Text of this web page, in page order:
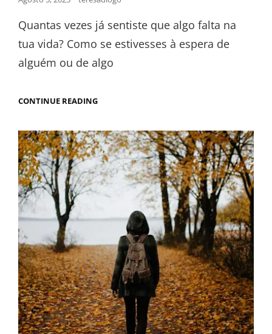
Quantas vezes já sentiste que algo falta na
tua vida? Como se estivesses à espera de
alguém ou de algo
CONTINUE READING